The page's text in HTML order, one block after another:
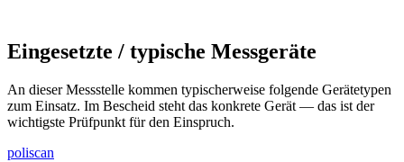
Eingesetzte / typische Messgeräte
An dieser Messstelle kommen typischerweise folgende Gerätetypen
zum Einsatz. Im Bescheid steht das konkrete Gerät — das ist der
wichtigste Prüfpunkt für den Einspruch.
poliscan